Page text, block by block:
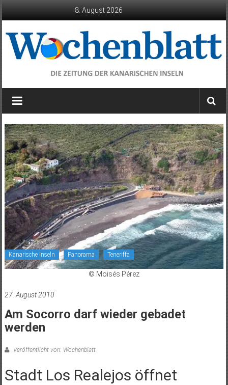
8. August 2026
Wochenblatt
die
der
Kanarischen
Inseln
Kanarische Inseln Panorama Teneriffa
© Moisés Pérez
27. August 2010
Am Socorro darf wieder gebadet
werden
Veröffentlicht von: Wochenblatt
Stadt Los Realejos öffnet